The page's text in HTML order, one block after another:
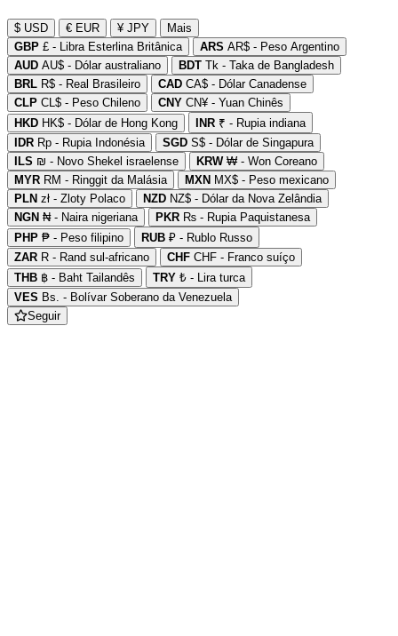
$ USD € EUR ¥ JPY
Mais
GBP £ - Libra Esterlina Britânica ARS AR$ - Peso Argentino
AUD AU$ - Dólar australiano BDT Tk - Taka de Bangladesh
BRL R$ - Real Brasileiro CAD CA$ - Dólar Canadense
CLP CL$ - Peso Chileno CNY CN¥ - Yuan Chinês
HKD HK$ - Dólar de Hong Kong INR ₹ - Rupia indiana
IDR Rp - Rupia Indonésia SGD S$ - Dólar de Singapura
ILS ₪ - Novo Shekel israelense KRW₩ - Won Coreano
MYR RM - Ringgit da Malásia MXN MX$ - Peso mexicano
PLN zł - Zloty Polaco NZD NZ$ - Dólar da Nova Zelândia
NGN ₦ - Naira nigeriana PKR ₨ - Rupia Paquistanesa
PHP ₱ - Peso filipino RUB ₽ - Rublo Russo
ZAR R - Rand sul-africano CHF CHF - Franco suíço
THB ฿ - Baht Tailandês TRY ₺ - Lira turca
VES Bs. - Bolívar Soberano da Venezuela
Seguir